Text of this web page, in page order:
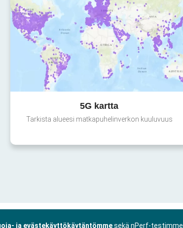
5G kartta
Tarkista alueesi matkapuhelinverkon kuuluvuus
ja evästekäyttökäytäntömmesekä nPerf-testimme